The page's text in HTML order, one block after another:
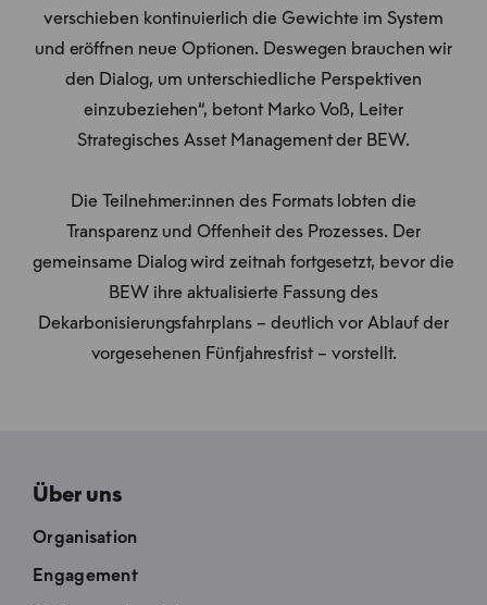
verschieben kontinuierlich die Gewichte im System
und eröffnen neue Optionen. Deswegen brauchen wir
den Dialog, um unterschiedliche Perspektiven
einzubeziehen“, betont Marko Voß, Leiter
Strategisches Asset Management der BEW.
Die Teilnehmer:innen des Formats lobten die
Transparenz und Offenheit des Prozesses. Der
gemeinsame Dialog wird zeitnah fortgesetzt, bevor die
BEW ihre aktualisierte Fassung des
Dekarbonisierungsfahrplans – deutlich vor Ablauf der
vorgesehenen Fünfjahresfrist – vorstellt.
Über uns
Organisation
Engagement